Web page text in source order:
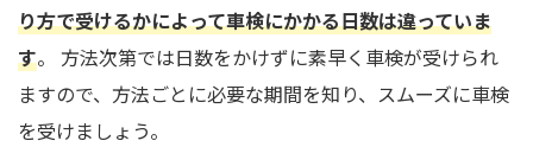
り方で受けるかによって車検にかかる日数は違っていま
す。 方法次第では日数をかけずに素早く車検が受けられ
ますので、方法ごとに必要な期間を知り、スムーズに車検
を受けましょう。